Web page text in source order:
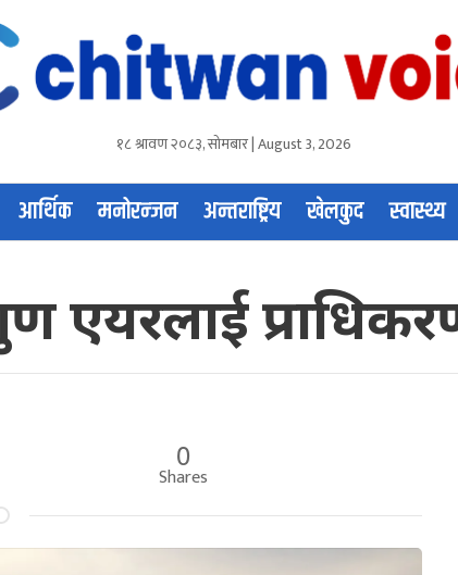
१८ श्रावण २०८३, सोमबार | August 3, 2026
आर्थिक मनोरन्जन अन्तराष्ट्रिय खेलकुद स्वास्थ्य
एयरलाई
0
Shares